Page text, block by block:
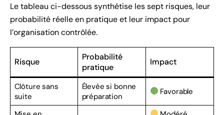
Le tableau ci-dessous synthétise les sept risques, leur
probabilité réelle en pratique et leur impact pour
l’organisation contrôlée.
Risque
Probabilité
pratique
Impact
Clôture sans
suite
Élevée si bonne
préparation
Favorable